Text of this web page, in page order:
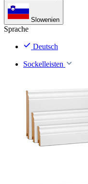
Slowenien
Sprache
Deutsch
Sockelleisten